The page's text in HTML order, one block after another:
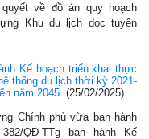
về đồ án quy hoạch
Khu du lịch dọc tuyến
Kế hoạch triển khai thực
thống du lịch thời kỳ 2021-
năm 2045 (25/02/2025)
Chính phủ vừa ban hành
QĐ-TTg ban hành Kế